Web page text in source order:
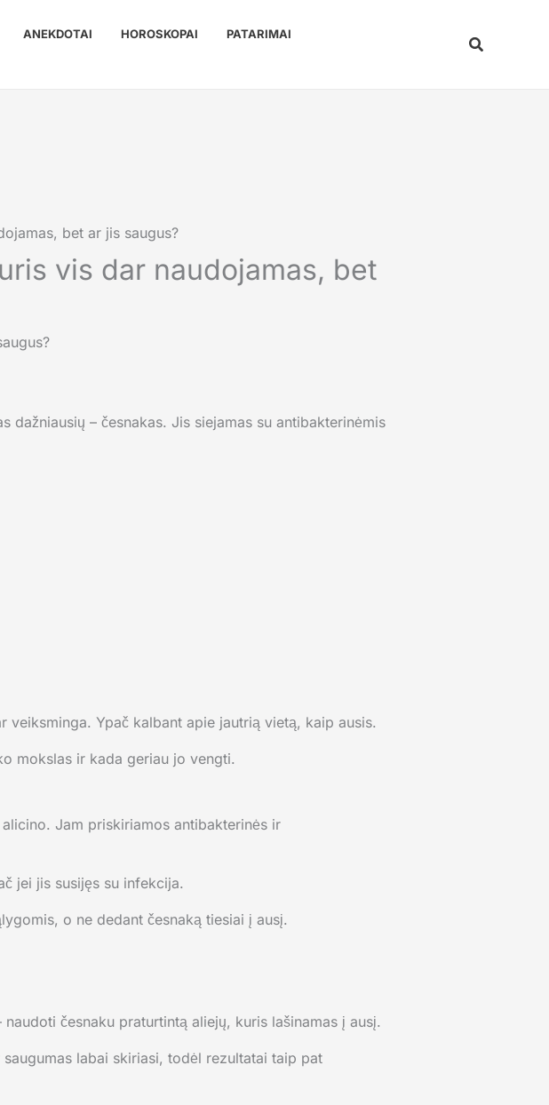
ANEKDOTAI HOROSKOPAI
PATARIMAI
Paieška
bet ar jis saugus?
vis dar naudojamas, bet
dažniausių – česnakas. Jis siejamas su antibakterinėmis
Ypač kalbant apie jautrią vietą, kaip ausis.
mokslas ir kada geriau jo vengti.
Jam priskiriamos antibakterinės ir
jei jis susijęs su infekcija.
o ne dedant česnaką tiesiai į ausį.
česnaku praturtintą aliejų, kuris lašinamas į ausį.
labai skiriasi, todėl rezultatai taip pat